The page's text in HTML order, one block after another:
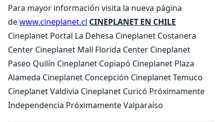
Para mayor información visita la nueva página
dewww.cineplanet.cl CINEPLANET EN CHILE
Cineplanet Portal La Dehesa Cineplanet Costanera
Center Cineplanet Mall Florida Center Cineplanet
Paseo Quilín Cineplanet Copiapó Cineplanet Plaza
Alameda Cineplanet Concepción Cineplanet Temuco
Cineplanet Valdivia Cineplanet Curicó Próximamente
Independencia Próximamente Valparaíso